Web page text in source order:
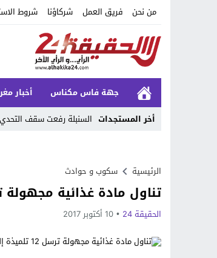
من نحن فريق العمل شركاؤنا شروط
جهة فاس مكناس أخبار
أخر المستجدات السنبلة رفعت سقف
Previous
Next
الرئيسية سكوب و حوادث
تناول مادة غذائية مجهولة ترسل 12 تلميذة إلى المستعجلات
الحقيقة 24 10 أكتوبر 2017